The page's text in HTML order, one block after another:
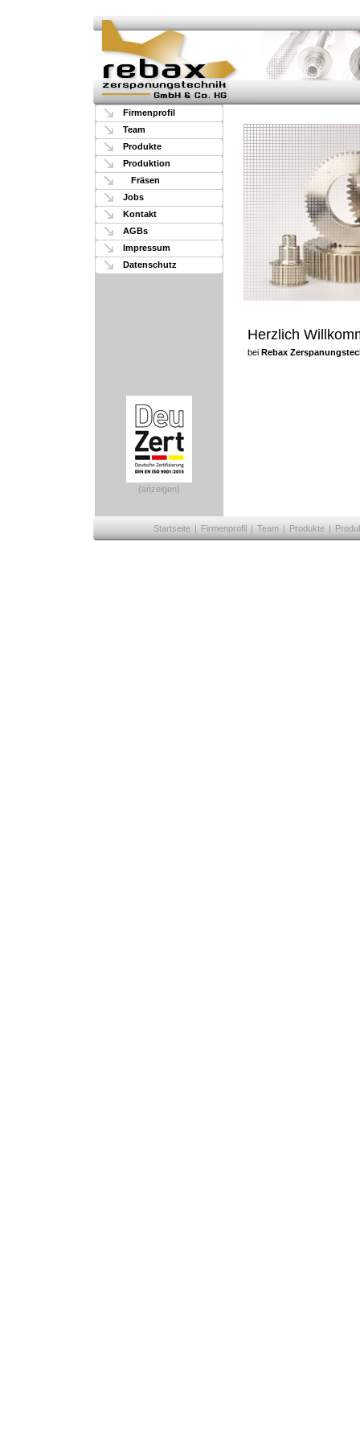
Firmenprofil
Team
Produkte
Produktion
Fräsen
Jobs
Kontakt
AGBs
Impressum
Datenschutz
Herzlich
bei Rebax
(anzeigen)
Startseite | Firmenprofil | Team | Produkte |